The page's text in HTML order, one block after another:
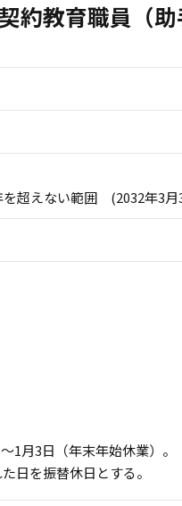
約教育職員（
を超えない範囲 (2032年3月
1月3日（年末年始休業）。
日を振替休日とする。